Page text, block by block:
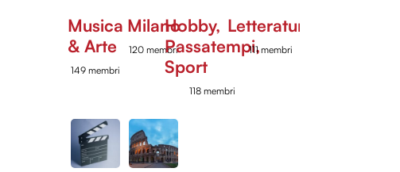
Musica
& Arte
149 membri
Milano
120 membri
Hobby,
Passatempi,
Sport
118 membri
Letteratura
111 membri